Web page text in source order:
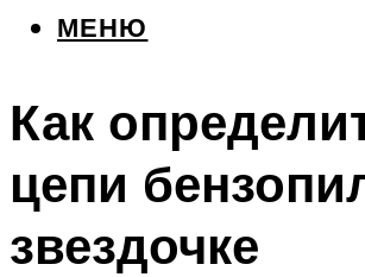
МЕНЮ
Как
цепи
звездочке